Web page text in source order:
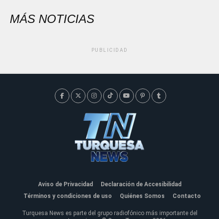
MÁS NOTICIAS
PUBLICIDAD
Aviso de Privacidad
Declaración de Accesibilidad
Términos y condiciones de uso
Quiénes Somos Contacto
Turquesa News es parte del grupo radiofónico más importante del